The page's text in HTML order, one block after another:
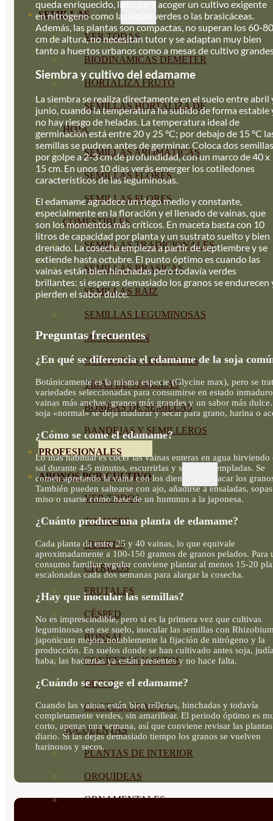
SEMILLAS
VER TODAS
BIODINÁMICAS DEMETER
HORTALIZA FRUTO
SEMILLAS HORTALIZA DE
HOJA
SEMILLAS AROMÁTICAS
SEMILLAS FLORES
SEMILLAS FLORES
COMESTIBLES
SEMILLAS TRADICIONALES
SEMILLAS BRASICAS
SEMILLAS RAÍZ
SEMILLAS LEGUMINOSAS
MICROGREEN
CUBIERTAS VEGETALES
TIRAS DE SEMILLAS
BOMBAS DE SEMILLAS
BANDEJAS Y SEMILLEROS
PROFESIONALES
ABONOS POR CULTIVO
VER TODOS
TOMATES
HUERTO
CÍTRICOS
FRUTALES
CÉSPED
BONSAI
CONÍFERAS Y SETOS
OLIVO
CACTUS, CRASAS Y
SUCULENTAS
PLANTAS DE INTERIOR
ORQUIDEAS
ORNAMENTALES
queda enriquecido, listo para acoger un cultivo exigente
en nitrógeno como las hojas verdes o las brasicáceas.
Además, las plantas son compactas, no superan los 60-80
cm de altura, no necesitan tutor y se adaptan muy bien
tanto a huertos urbanos como a mesas de cultivo
Siembra y cultivo del edamame
La siembra se realiza directamente en el suelo entre abril
junio, cuando la temperatura ha subido de forma estable
no hay riesgo de heladas. La temperatura ideal de
germinación está entre 20 y 25 °C; por debajo de 15 °C
semillas se pudren antes de germinar. Coloca dos semillas
por golpe a 2-3 cm de profundidad, con un marco de 40 x
15 cm. En unos 10 días verás emerger los cotiledones
característicos de las leguminosas.
El edamame agradece un riego medio y constante,
especialmente en la floración y el llenado de vainas, que
son los momentos más críticos. En maceta basta con 10
litros de capacidad por planta y un sustrato suelto y bien
drenado. La cosecha empieza a partir de septiembre y se
extiende hasta octubre. El punto óptimo es cuando las
vainas están bien hinchadas pero todavía verdes
brillantes: si esperas demasiado los granos se endurecen
pierden el sabor dulce.
Preguntas frecuentes
¿En qué se diferencia el edamame de la soja
Botánicamente es la misma especie (Glycine max), pero se
variedades seleccionadas para consumirse en estado
vainas más anchas, granos más grandes y un sabor más
soja «normal» se deja madurar y secar para grano, harina o
¿Cómo se come el edamame?
Lo más habitual es cocer las vainas enteras en agua hirviendo
sal durante 4-5 minutos, escurrirlas y servirlas templadas. Se
comen apretando la vaina con los dientes para sacar los
También pueden saltearse con ajo, añadirse a ensaladas, sopas
miso o usarse como base de un hummus a la japonesa.
¿Cuánto produce una planta de edamame?
Cada planta da entre 25 y 40 vainas, lo que equivale
aproximadamente a 100-150 gramos de granos pelados. Para
consumo familiar regular conviene plantar al menos 15-20
escalonadas cada dos semanas para alargar la cosecha.
¿Hay que inocular las semillas?
No es imprescindible, pero si es la primera vez que cultivas
leguminosas en ese suelo, inocular las semillas con
japonicum mejora notablemente la fijación de nitrógeno y la
producción. En suelos donde se han cultivado antes soja,
haba, las bacterias ya están presentes y no hace falta.
¿Cuándo se recoge el edamame?
Cuando las vainas están bien rellenas, hinchadas y todavía
completamente verdes, sin amarillear. El periodo óptimo es
corto, apenas una semana, así que conviene revisar las
diario. Si las dejas demasiado tiempo los granos se vuelven
harinosos y secos.